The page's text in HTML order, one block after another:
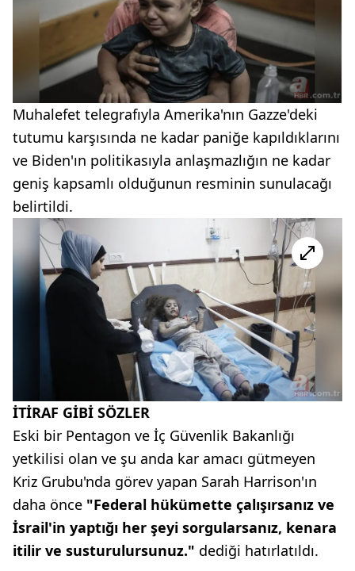
Muhalefet telegrafıyla Amerika'nın Gazze'deki
tutumu karşısında ne kadar paniğe kapıldıklarını
ve Biden'ın politikasıyla anlaşmazlığın ne kadar
geniş kapsamlı olduğunun resminin sunulacağı
belirtildi.
İTİRAF GİBİ SÖZLER
Eski bir Pentagon ve İç Güvenlik Bakanlığı
yetkilisi olan ve şu anda kar amacı gütmeyen
Kriz Grubu'nda görev yapan Sarah Harrison'ın
daha önce "Federal hükümette çalışırsanız ve
İsrail'in yaptığı her şeyi sorgularsanız, kenara
itilir ve susturulursunuz." dediği hatırlatıldı.